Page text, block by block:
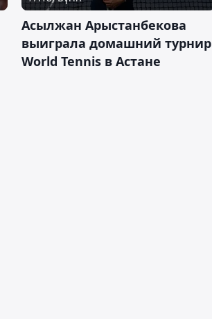
Асылжан Арыстанбекова
выиграла домашний турнир
World Tennis в Астане